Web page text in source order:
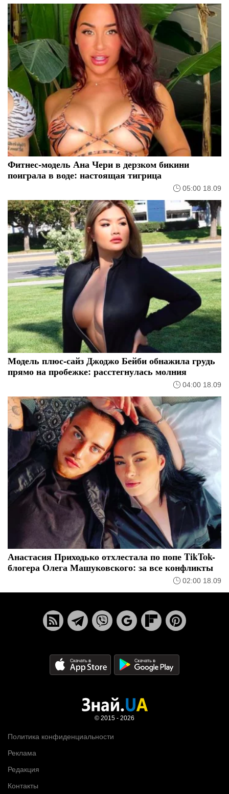
Фитнес-модель Ана Чери в дерзком бикини
поиграла в воде: настоящая тигрица
05:00 18.09
Модель плюс-сайз Джоджо Бейби обнажила грудь
прямо на пробежке: расстегнулась молния
04:00 18.09
Анастасия Приходько отхлестала по попе TikTok-
блогера Олега Машуковского: за все конфликты
02:00 18.09
Политика конфиденциальности
Реклама
Редакция
Контакты
© 2015 - 2026